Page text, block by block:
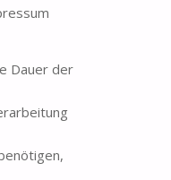
Dauer der